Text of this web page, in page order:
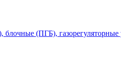
(ПГБ), газорегуляторные